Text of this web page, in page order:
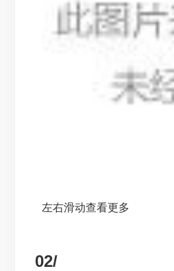
左右滑动查看更多
02/